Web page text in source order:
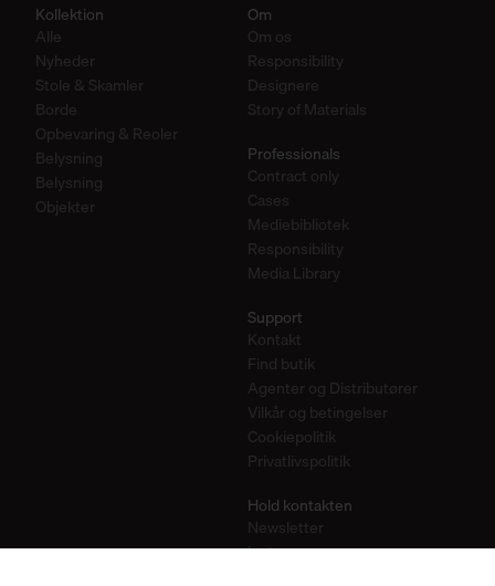
Kollektion
Alle
Nyheder
Stole & Skamler
Borde
Opbevaring & Reoler
Belysning
Belysning
Objekter
Om
Om os
Responsibility
Designere
Story of Materials
Professionals
Contract only
Cases
Mediebibliotek
Responsibility
Media Library
Support
Kontakt
Find butik
Agenter og Distributører
Vilkår og betingelser
Cookiepolitik
Privatlivspolitik
Hold kontakten
Newsletter
Instagram